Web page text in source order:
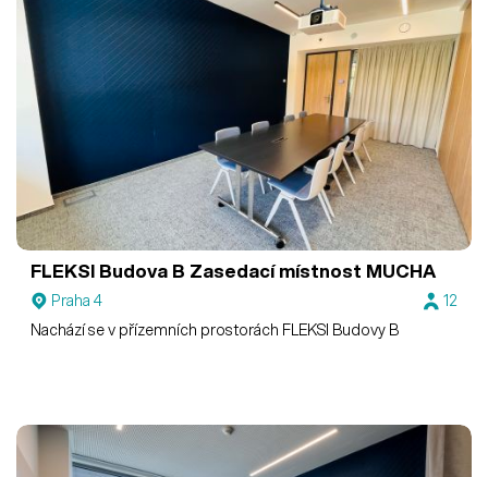
FLEKSI Budova B Zasedací místnost MUCHA
Praha 4
12
Nachází se v přízemních prostorách FLEKSI Budovy B